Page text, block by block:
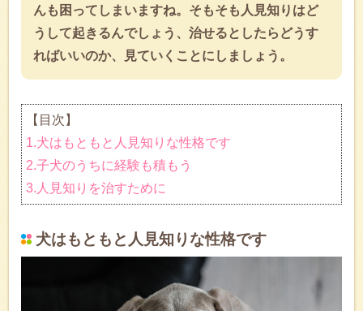
んも困ってしまいますね。そもそも人見知りはど
うして起きるんでしょう、治せるとしたらどうす
ればいいのか、見ていくことにしましょう。
【目次】
1.犬はもともと人見知りな性格です
2.子犬のうちに経験も積もう
3.人見知りを治すために
犬はもともと人見知りな性格です